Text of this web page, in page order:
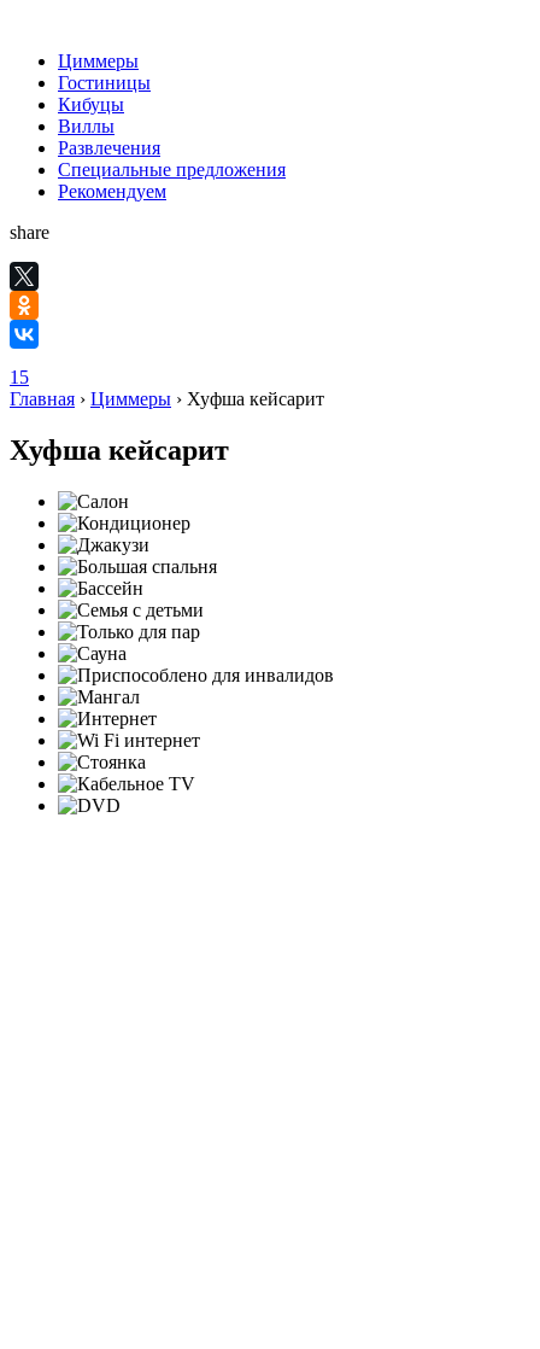
Циммеры
Гостиницы
Кибуцы
Виллы
Развлечения
Специальные предложения
Рекомендуем
share
15
Главная › Циммеры › Хуфша кейсарит
Хуфша кейсарит